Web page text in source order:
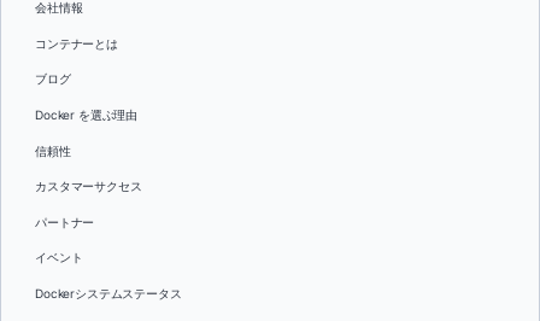
会社情報
コンテナーとは
ブログ
Docker を選ぶ理由
信頼性
カスタマーサクセス
パートナー
イベント
Dockerシステムステータス